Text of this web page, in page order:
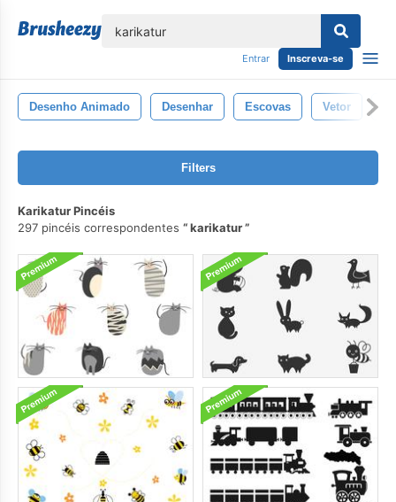
Entrar Inscreva-se
Desenho Animado Desenhar Escovas Vetor
Filters
Karikatur Pincéis
297 pincéis correspondentes
karikatur